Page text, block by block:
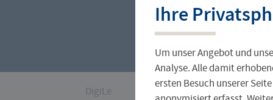
Stellen und Praktika
Abschlussarbeiten
Sie
DigiLe
Ihre
Um unser Angebot und
Analyse. Alle damit
ersten Besuch unserer